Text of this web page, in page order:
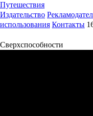
Путешествия
Издательство
использования Контакты
Сверхспособности